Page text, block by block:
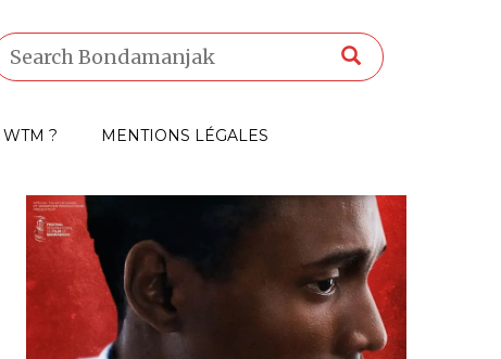
WTM ? MENTIONS LÉGALES